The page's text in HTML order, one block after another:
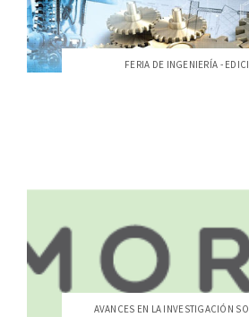
FERIA DE INGENIERÍA -
AVANCES EN LA INVESTIGACIÓN